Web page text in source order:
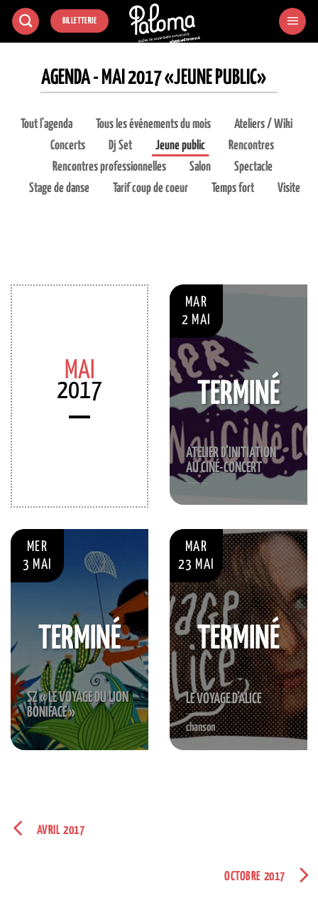
Passer
BILLETTERIE
AGENDA - MAI 2017 «JEUNE PUBLIC»
Tout l'agenda Tous les événements du mois
Ateliers / Wiki
Concerts
Dj Set Jeune public
Rencontres
Rencontres professionnelles
Salon
Spectacle
Stage de danse
Tarif coup de coeur Temps fort Visite
MAI
2017
MAR
2 MAI
ATELIER D’INITIATION
AU CINÉ-CONCERT
TERMINÉ
MER
3 MAI
SZ « LE VOYAGE DU LION
BONIFACE »
TERMINÉ
MAR
23 MAI
LE VOYAGE D’ALICE
chanson
TERMINÉ
AVRIL 2017
OCTOBRE 2017